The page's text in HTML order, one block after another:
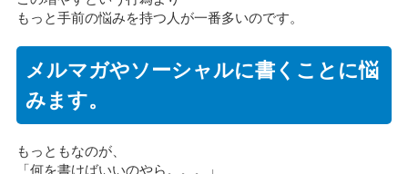
もっと手前の悩みを持つ人が一番多いのです。
メルマガやソーシャルに書くことに悩
みます。
もっともなのが、
「何を書けばいいのやら。。。」